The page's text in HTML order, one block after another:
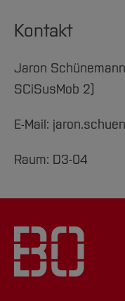
Kontakt
Jaron
SCiSusMob 2)
E-Mail:
Raum: D3-04